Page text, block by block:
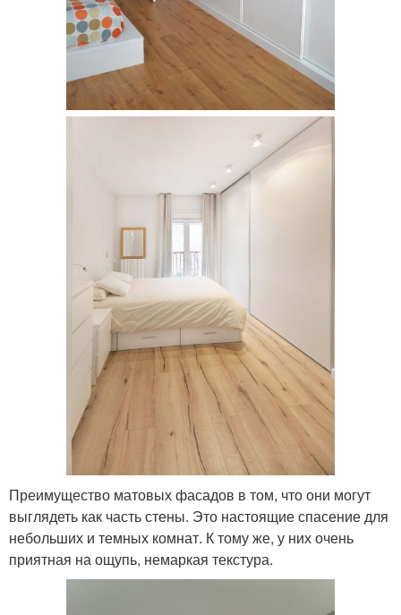
Преимущество матовых фасадов в том, что они могут
выглядеть как часть стены. Это настоящие спасение для
небольших и темных комнат. К тому же, у них очень
приятная на ощупь, немаркая текстура.